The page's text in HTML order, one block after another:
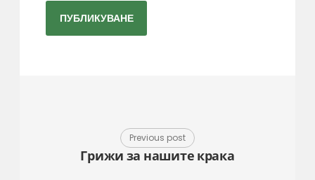
Previous post
Грижи за нашите крака